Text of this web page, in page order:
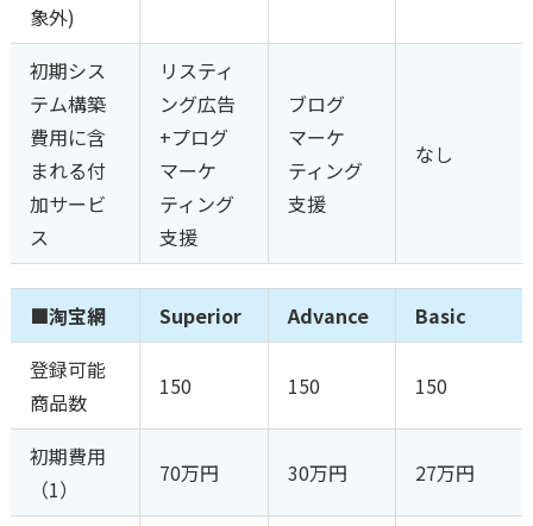
象外)
初期シス
テム構築
費用に含
まれる付
加サービ
ス
リスティ
ング広告
+プログ
マーケ
ティング
支援
ブログ
マーケ
ティング
支援
なし
■淘宝網 Superior Advance
Basic
登録可能
商品数
150 150 150
初期費用
（1）
70万円 30万円 27万円